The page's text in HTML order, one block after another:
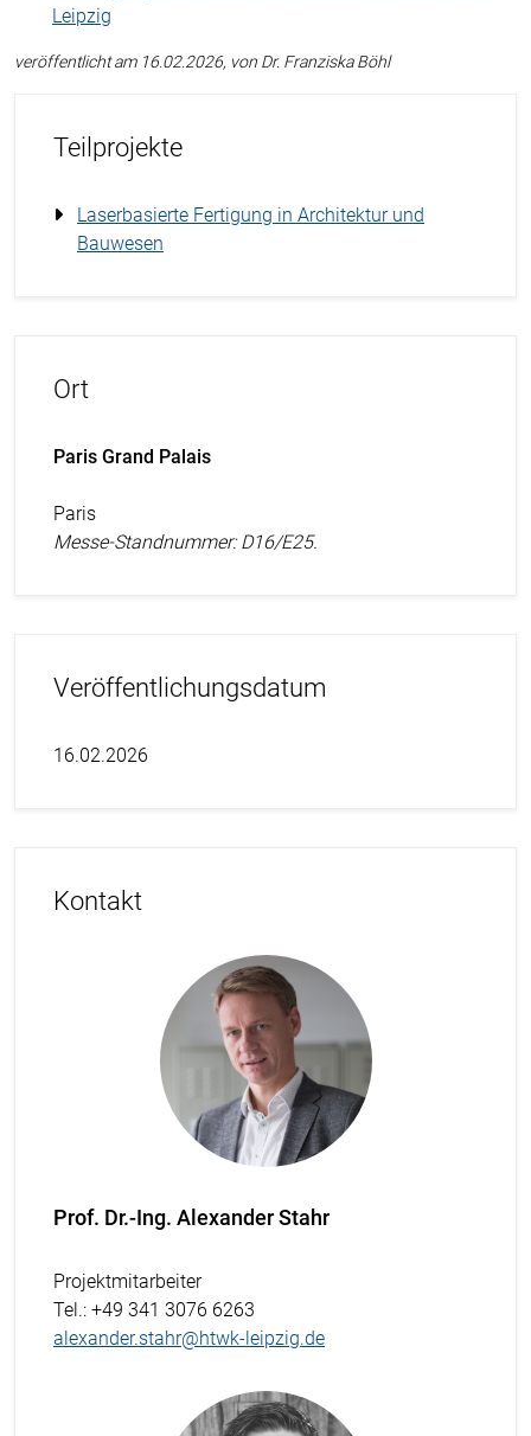
Leipzig
veröffentlicht am 16.02.2026, von Dr. Franziska Böhl
Teilprojekte
Laserbasierte Fertigung in Architektur und
Bauwesen
Ort
Paris Grand Palais
Paris
Messe-Standnummer: D16/E25.
Veröffentlichungsdatum
16.02.2026
Kontakt
Prof. Dr.-Ing. Alexander Stahr
Projektmitarbeiter
Tel.: +49 341 3076 6263
alexander.stahr@htwk-leipzig.de